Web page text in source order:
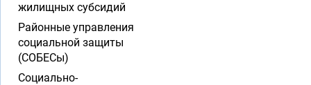
жилищных субсидий
Районные управления
социальной защиты
(СОБЕСы)
Социально-